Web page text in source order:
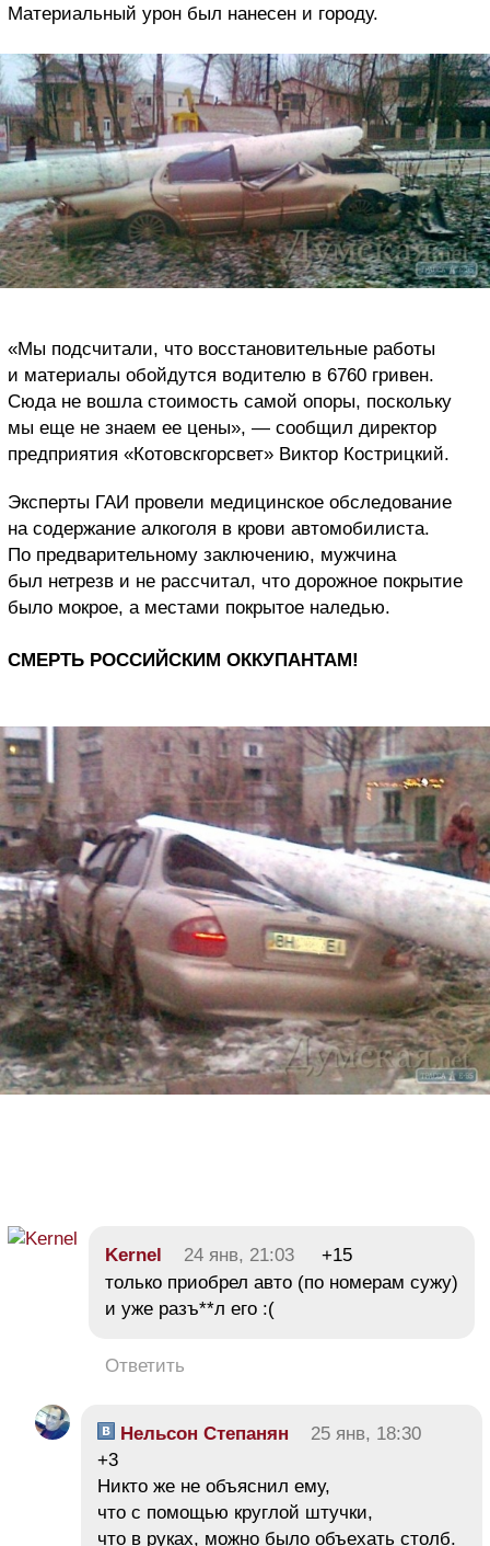
Материальный урон был нанесен и городу.
«Мы подсчитали, что восстановительные работы
и материалы обойдутся водителю в 6760 гривен.
Сюда не вошла стоимость самой опоры, поскольку
мы еще не знаем ее цены», — сообщил директор
предприятия «Котовскгорсвет» Виктор Кострицкий.
Эксперты ГАИ провели медицинское обследование
на содержание алкоголя в крови автомобилиста.
По предварительному заключению, мужчина
был нетрезв и не рассчитал, что дорожное покрытие
было мокрое, а местами покрытое наледью.
СМЕРТЬ РОССИЙСКИМ ОККУПАНТАМ!
Kernel 24 янв, 21:03
+15
только приобрел авто (по номерам сужу)
и уже разъ**л его :(
Ответить
Нельсон Степанян
25 янв, 18:30
+3
Никто же не объяснил ему,
что с помощью круглой штучки,
что в руках, можно было объехать столб.